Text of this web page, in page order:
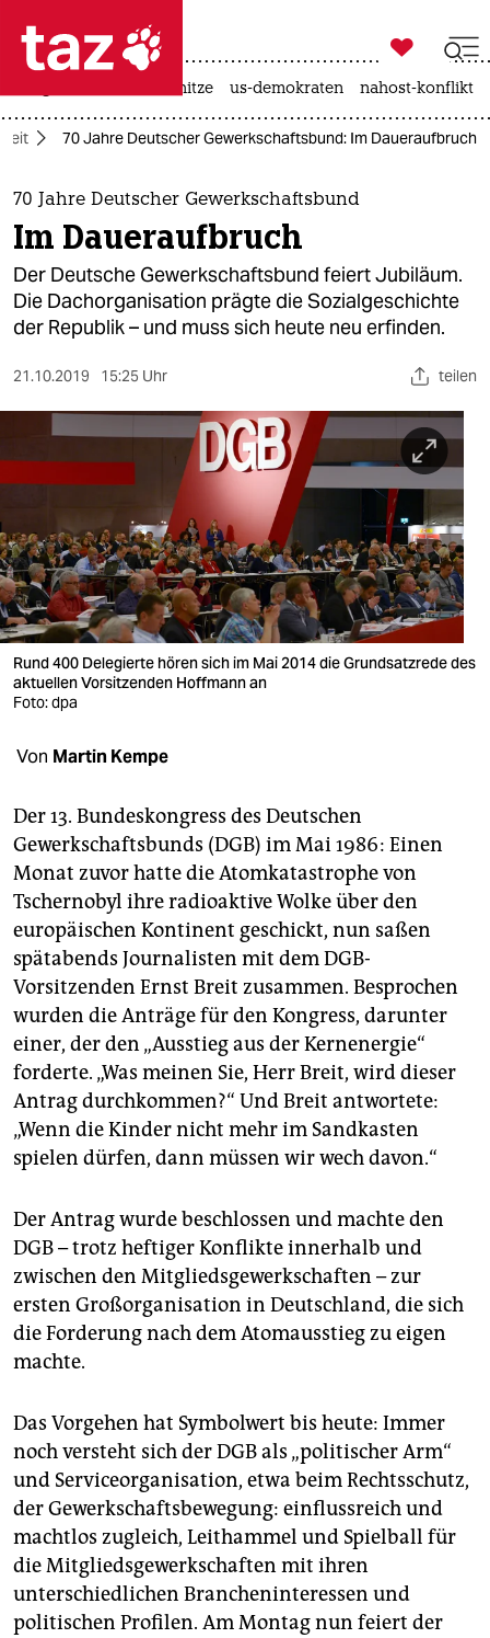
 taz zahl ich
taz zahl ich
themen
politik
öko
gesellschaft
sport
berlin
nord
wahrheit
verlag
verlag
shop
fragen & hilfe
unterstützen
abo
genossenschaft
epaper login

taz zahl ich
hitze us-demokraten nahost-konflikt
70 Jahre Deutscher Gewerkschaftsbund: Im Daueraufbruch
70 Jahre Deutscher Gewerkschaftsbund
Im Daueraufbruch
Der Deutsche Gewerkschaftsbund feiert Jubiläum.
Die Dachorganisation prägte die Sozialgeschichte
der Republik – und muss sich heute neu erfinden.
21.10.2019 15:25 Uhr teilen
Rund 400 Delegierte hören sich im Mai 2014 die Grundsatzrede des
aktuellen Vorsitzenden Hoffmann an
Foto: dpa
Von Martin Kempe
Der 13. Bundeskongress des Deutschen
Gewerkschaftsbunds (DGB) im Mai 1986: Einen
Monat zuvor hatte die Atomkatastrophe von
Tschernobyl ihre radioaktive Wolke über den
europäischen Kontinent geschickt, nun saßen
spätabends Journalisten mit dem DGB-
Vorsitzenden Ernst Breit zusammen. Besprochen
wurden die Anträge für den Kongress, darunter
einer, der den „Ausstieg aus der Kernenergie“
forderte. „Was meinen Sie, Herr Breit, wird dieser
Antrag durchkommen?“ Und Breit antwortete:
„Wenn die Kinder nicht mehr im Sandkasten
spielen dürfen, dann müssen wir wech davon.“
Der Antrag wurde beschlossen und machte den
DGB – trotz heftiger Konflikte innerhalb und
zwischen den Mitgliedsgewerkschaften – zur
ersten Großorganisation in Deutschland, die sich
die Forderung nach dem Atomausstieg zu eigen
machte.
Das Vorgehen hat Symbolwert bis heute: Immer
noch versteht sich der DGB als „politischer Arm“
und Serviceorganisation, etwa beim Rechtsschutz,
der Gewerkschaftsbewegung: einflussreich und
machtlos zugleich, Leithammel und Spielball für
die Mitgliedsgewerkschaften mit ihren
unterschiedlichen Brancheninteressen und
politischen Profilen. Am Montag nun feiert der